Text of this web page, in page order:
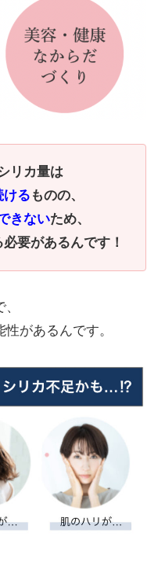
リカ量は
ける ものの、
きないため、
要があるんです！
があるんです。